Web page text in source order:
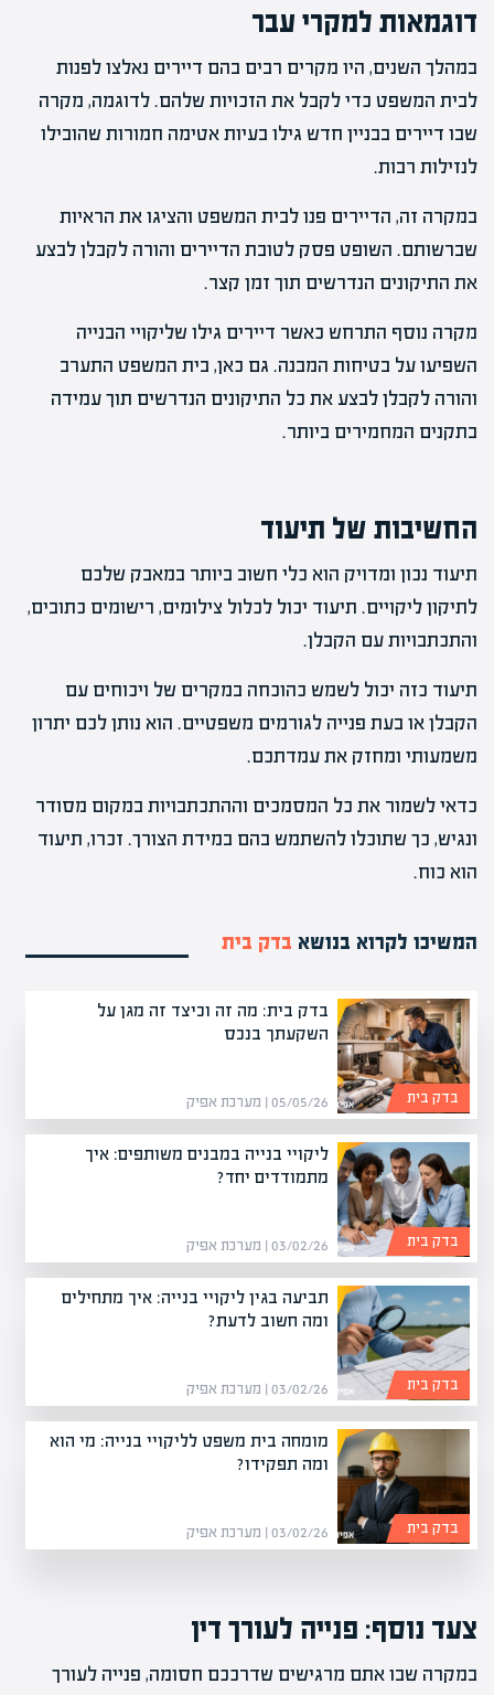
דוגמאות למקרי עבר
במהלך השנים, היו מקרים רבים בהם דיירים נאלצו לפנות
לבית המשפט כדי לקבל את הזכויות שלהם. לדוגמה, מקרה
שבו דיירים בבניין חדש גילו בעיות אטימה חמורות שהובילו
לנזילות רבות.
במקרה זה, הדיירים פנו לבית המשפט והציגו את הראיות
שברשותם. השופט פסק לטובת הדיירים והורה לקבלן לבצע
את התיקונים הנדרשים תוך זמן קצר.
מקרה נוסף התרחש כאשר דיירים גילו שליקויי הבנייה
השפיעו על בטיחות המבנה. גם כאן, בית המשפט התערב
והורה לקבלן לבצע את כל התיקונים הנדרשים תוך עמידה
בתקנים המחמירים ביותר.
החשיבות של תיעוד
תיעוד נכון ומדויק הוא כלי חשוב ביותר במאבק שלכם
לתיקון ליקויים. תיעוד יכול לכלול צילומים, רישומים כתובים,
והתכתבויות עם הקבלן.
תיעוד כזה יכול לשמש כהוכחה במקרים של ויכוחים עם
הקבלן או בעת פנייה לגורמים משפטיים. הוא נותן לכם יתרון
משמעותי ומחזק את עמדתכם.
כדאי לשמור את כל המסמכים וההתכתבויות במקום מסודר
ונגיש, כך שתוכלו להשתמש בהם במידת הצורך. זכרו, תיעוד
הוא כוח.
המשיכו לקרוא בנושא בדק בית
בדק בית: מה זה וכיצד זה מגן על
השקעתך בנכס
05/05/26 | מערכת אפיק בדק בית
ליקויי בנייה במבנים משותפים: איך
מתמודדים יחד?
03/02/26 | מערכת אפיק בדק בית
תביעה בגין ליקויי בנייה: איך מתחילים
ומה חשוב לדעת?
03/02/26 | מערכת אפיק בדק בית
מומחה בית משפט לליקויי בנייה: מי הוא
ומה תפקידו?
03/02/26 | מערכת אפיק בדק בית
צעד נוסף: פנייה לעורך דין
במקרה שבו אתם מרגישים שדרככם חסומה, פנייה לעורך